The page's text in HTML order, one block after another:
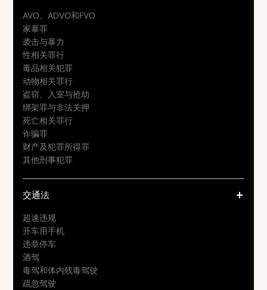
AVO、ADVO和FVO
家暴罪
袭击与暴力
性相关罪行
毒品相关犯罪
动物相关罪行
盗窃、入室与抢劫
绑架罪与非法关押
死亡相关罪行
诈骗罪
财产及犯罪所得罪
其他刑事犯罪
交通法
超速违规
开车用手机
违章停车
酒驾
毒驾和体内残毒驾驶
疏忽驾驶